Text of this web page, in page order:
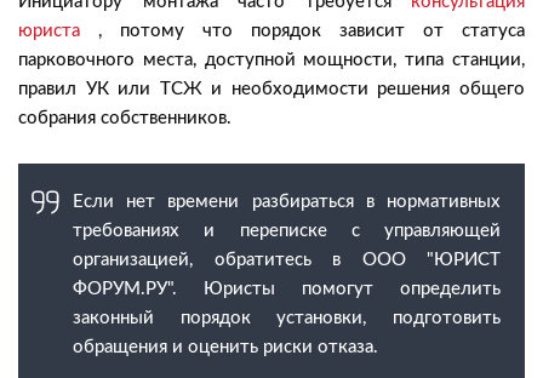
юриста , потому что порядок зависит от статуса
парковочного места, доступной мощности, типа станции,
правил УК или ТСЖ и необходимости решения общего
собрания собственников.
Если нет времени разбираться в нормативных
требованиях и переписке с управляющей
организацией, обратитесь в ООО "ЮРИСТ
ФОРУМ.РУ". Юристы помогут определить
законный порядок установки, подготовить
обращения и оценить риски отказа.